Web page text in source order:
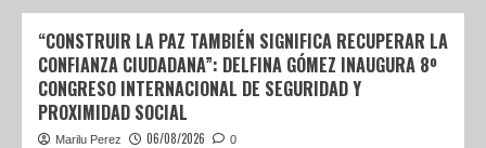
“CONSTRUIR LA PAZ TAMBIÉN SIGNIFICA RECUPERAR LA
CONFIANZA CIUDADANA”: DELFINA GÓMEZ INAUGURA 8º
CONGRESO INTERNACIONAL DE SEGURIDAD Y
PROXIMIDAD SOCIAL
Marilu Perez 06/08/2026 0